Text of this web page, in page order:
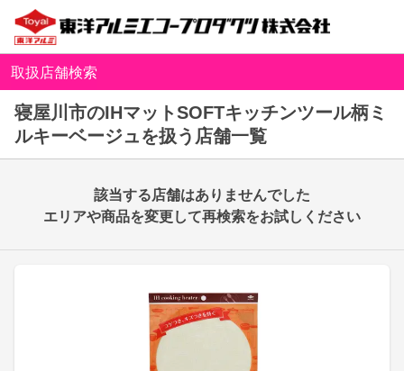
取扱店舗検索
寝屋川市のIHマットSOFTキッチンツール柄ミ
ルキーベージュを扱う店舗一覧
該当する店舗はありませんでした
エリアや商品を変更して再検索をお試しください